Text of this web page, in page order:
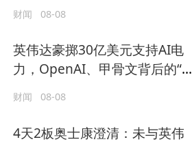
财闻 08-08
英伟达豪掷30亿美元支持AI电
力，OpenAI、甲骨文背后的“卖
水人”曝光！
财闻 08-08
4天2板奥士康澄清：未与英伟